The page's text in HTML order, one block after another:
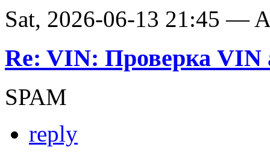
Sat, 2026-06-13 21:45 —
Re: VIN: Проверка VIN
SPAM
reply